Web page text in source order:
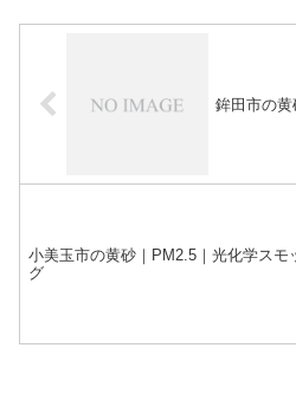
鉾田市の
小美玉市の黄砂｜PM2.5｜光化学スモ
グ